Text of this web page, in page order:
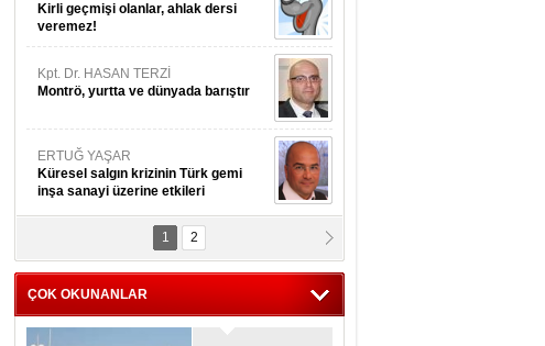
Kirli geçmişi olanlar, ahlak dersi
veremez!
Kpt. Dr. HASAN TERZİ
Montrö, yurtta ve dünyada barıştır
ERTUĞ YAŞAR
Küresel salgın krizinin Türk gemi
inşa sanayi üzerine etkileri
Kpt. MESUT AZMİ GÖKSOY
ithafen...
1 2
ÇOK OKUNANLAR